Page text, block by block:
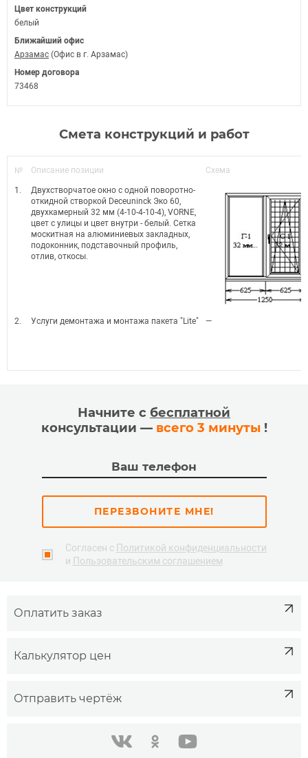
Цвет конструкций
белый
Ближайший офис
Арзамас (Офис в г. Арзамас)
Номер договора
73468
Смета конструкций и работ
№ Описание позиции Схема
1.
Двухстворчатое окно с одной поворотно-
откидной створкой Deceuninck Эко 60,
двухкамерный 32 мм (4-10-4-10-4), VORNE,
цвет с улицы и цвет внутри - белый. Сетка
москитная на алюминиевых закладных,
подоконник, подставочный профиль,
отлив, откосы.
2. Услуги демонтажа и монтажа пакета "Lite" —
Начните с бесплатной
консультации — всего 3 минуты!
ПЕРЕЗВОНИТЕ МНЕ!
Согласен с Политикой конфиденциальности
и Пользовательским соглашением
Оплатить заказ
Калькулятор цен
Отправить чертёж
в контакте одноклассники youtube